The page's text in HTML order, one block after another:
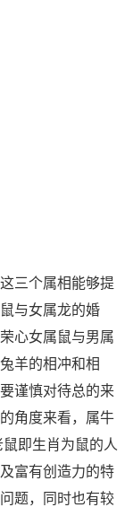
三个属相能够提
与女属龙的婚
心女属鼠与男属
羊的相冲和相
谨慎对待总的来
角度来看，属牛
即生肖为鼠的人
富有创造力的特
题，同时也有较